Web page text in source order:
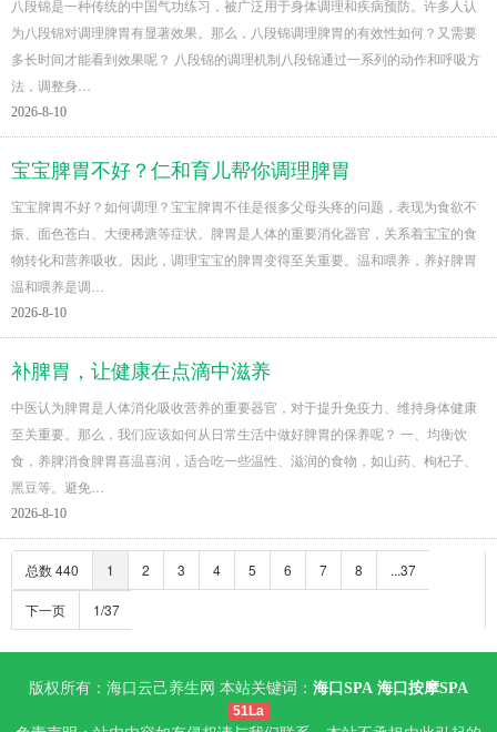
八段锦是一种传统的中国气功练习，被广泛用于身体调理和疾病预防。许多人认
为八段锦对调理脾胃有显著效果。那么，八段锦调理脾胃的有效性如何？又需要
多长时间才能看到效果呢？ 八段锦的调理机制八段锦通过一系列的动作和呼吸方
法，调整身…
2026-8-10
宝宝脾胃不好？仁和育儿帮你调理脾胃
宝宝脾胃不好？如何调理？宝宝脾胃不佳是很多父母头疼的问题，表现为食欲不
振、面色苍白、大便稀溏等症状。脾胃是人体的重要消化器官，关系着宝宝的食
物转化和营养吸收。因此，调理宝宝的脾胃变得至关重要。温和喂养，养好脾胃
温和喂养是调…
2026-8-10
补脾胃，让健康在点滴中滋养
中医认为脾胃是人体消化吸收营养的重要器官，对于提升免疫力、维持身体健康
至关重要。那么，我们应该如何从日常生活中做好脾胃的保养呢？ 一、均衡饮
食，养脾消食脾胃喜温喜润，适合吃一些温性、滋润的食物，如山药、枸杞子、
黑豆等。避免…
2026-8-10
总数 440 1 2 3 4 5 6 7 8 ...37
下一页 1/37
版权所有：海口云己养生网 本站关键词： 海口SPA 海口按摩SPA
51La